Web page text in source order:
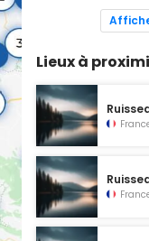
Espèces de
catégorie piscicole
Lieux à